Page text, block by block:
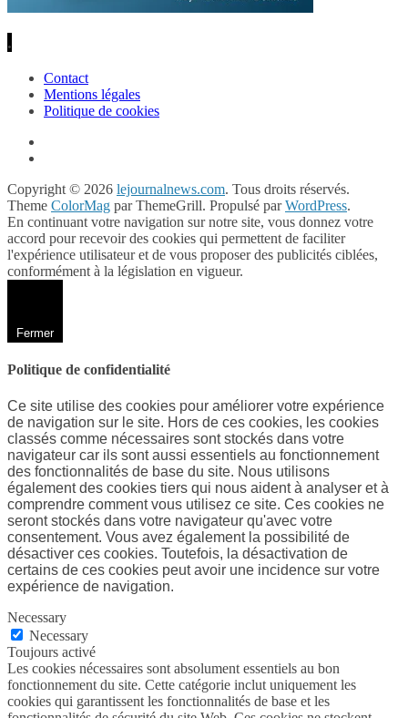
.
Contact
Mentions légales
Politique de cookies
Copyright © 2026 lejournalnews.com. Tous droits réservés.
Theme ColorMag par ThemeGrill. Propulsé parWordPress.
En continuant votre navigation sur notre site, vous donnez votre
accord pour recevoir des cookies qui permettent de faciliter
l'expérience utilisateur et de vous proposer des publicités ciblées,
conformément à la législation en vigueur.
Fermer
Politique de confidentialité
Ce site utilise des cookies pour améliorer votre expérience
de navigation sur le site. Hors de ces cookies, les cookies
classés comme nécessaires sont stockés dans votre
navigateur car ils sont aussi essentiels au fonctionnement
des fonctionnalités de base du site. Nous utilisons
également des cookies tiers qui nous aident à analyser et à
comprendre comment vous utilisez ce site. Ces cookies ne
seront stockés dans votre navigateur qu'avec votre
consentement. Vous avez également la possibilité de
désactiver ces cookies. Toutefois, la désactivation de
certains de ces cookies peut avoir une incidence sur votre
expérience de navigation.
Necessary
Necessary
Toujours activé
Les cookies nécessaires sont absolument essentiels au bon
fonctionnement du site. Cette catégorie inclut uniquement les
cookies qui garantissent les fonctionnalités de base et les